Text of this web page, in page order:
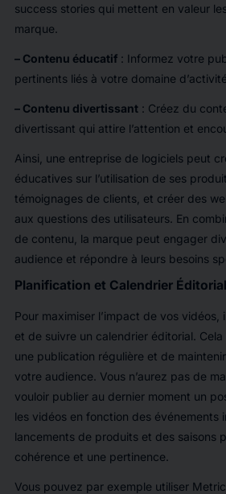
success stories qui mettent en valeur
marque.
– Contenu éducatif : Informez votre
pertinents liés à votre domaine
– Contenu divertissant: Créez du
divertissant qui attire l’attention et
Ainsi, une entreprise de logiciels peut
éducatives sur l’utilisation de ses
témoignages de clients, et créer des
aux questions des utilisateurs. En
de contenu, la marque peut engager
audience et répondre à leurs besoins
Planification et Calendrier Éditorial
Pour maximiser l’impact de vos
et de suivre un calendrier éditorial.
une publication régulière et de
votre audience. Vous n’aurez pas de
vouloir publier au dernier moment un
les vidéos en fonction des événements
lancements de produits et des saisons
cohérence et une pertinence.
Vous pouvez par exemple utiliser